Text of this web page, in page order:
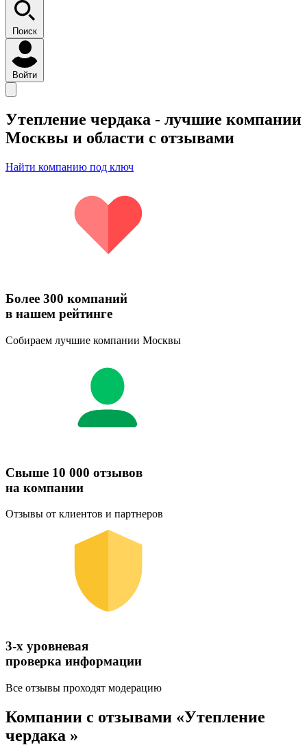
Поиск
Войти
Утепление чердака - лучшие компании
Москвы и области с отзывами
Найти компанию под ключ
Более 300 компаний
в нашем рейтинге
Собираем лучшие компании Москвы
Свыше 10 000 отзывов
на компании
Отзывы от клиентов и партнеров
3-х уровневая
проверка информации
Все отзывы проходят модерацию
Компании с отзывами «Утепление
чердака »